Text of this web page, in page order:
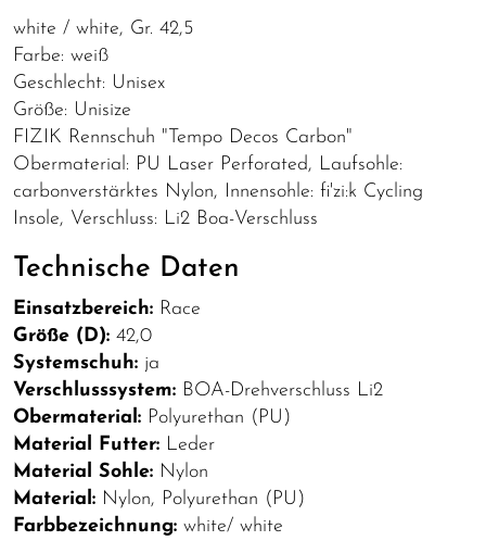
white / white, Gr. 42,5
Farbe: weiß
Geschlecht: Unisex
Größe: Unisize
FIZIK Rennschuh "Tempo Decos Carbon"
Obermaterial: PU Laser Perforated, Laufsohle:
carbonverstärktes Nylon, Innensohle: fi'zi:k Cycling
Insole, Verschluss: Li2 Boa-Verschluss
Technische Daten
Einsatzbereich: Race
Größe (D): 42,0
Systemschuh: ja
Verschlusssystem: BOA-Drehverschluss Li2
Obermaterial: Polyurethan (PU)
Material Futter: Leder
Material Sohle: Nylon
Material: Nylon, Polyurethan (PU)
Farbbezeichnung: white/ white